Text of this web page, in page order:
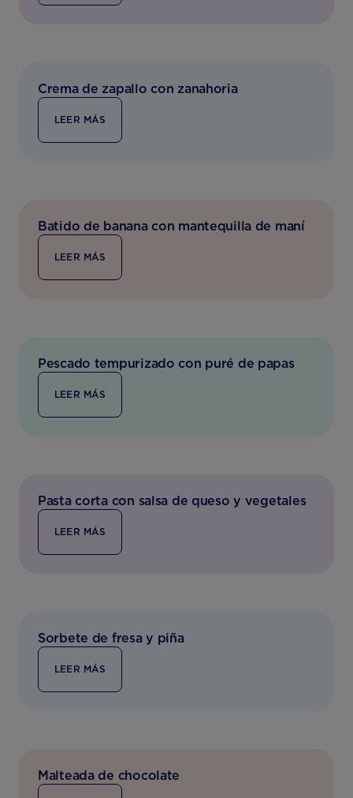
Crema de zapallo con zanahoria
LEER MÁS
Batido de banana con mantequilla de maní
LEER MÁS
Pescado tempurizado con puré de papas
LEER MÁS
Pasta corta con salsa de queso y vegetales
LEER MÁS
Sorbete de fresa y piña
LEER MÁS
Malteada de chocolate